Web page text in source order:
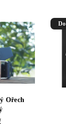
Ořech